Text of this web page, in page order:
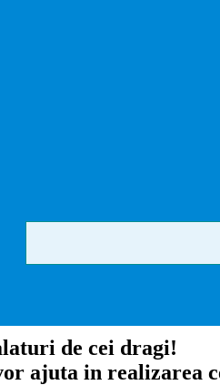
de cei dragi!
ajuta in realizarea